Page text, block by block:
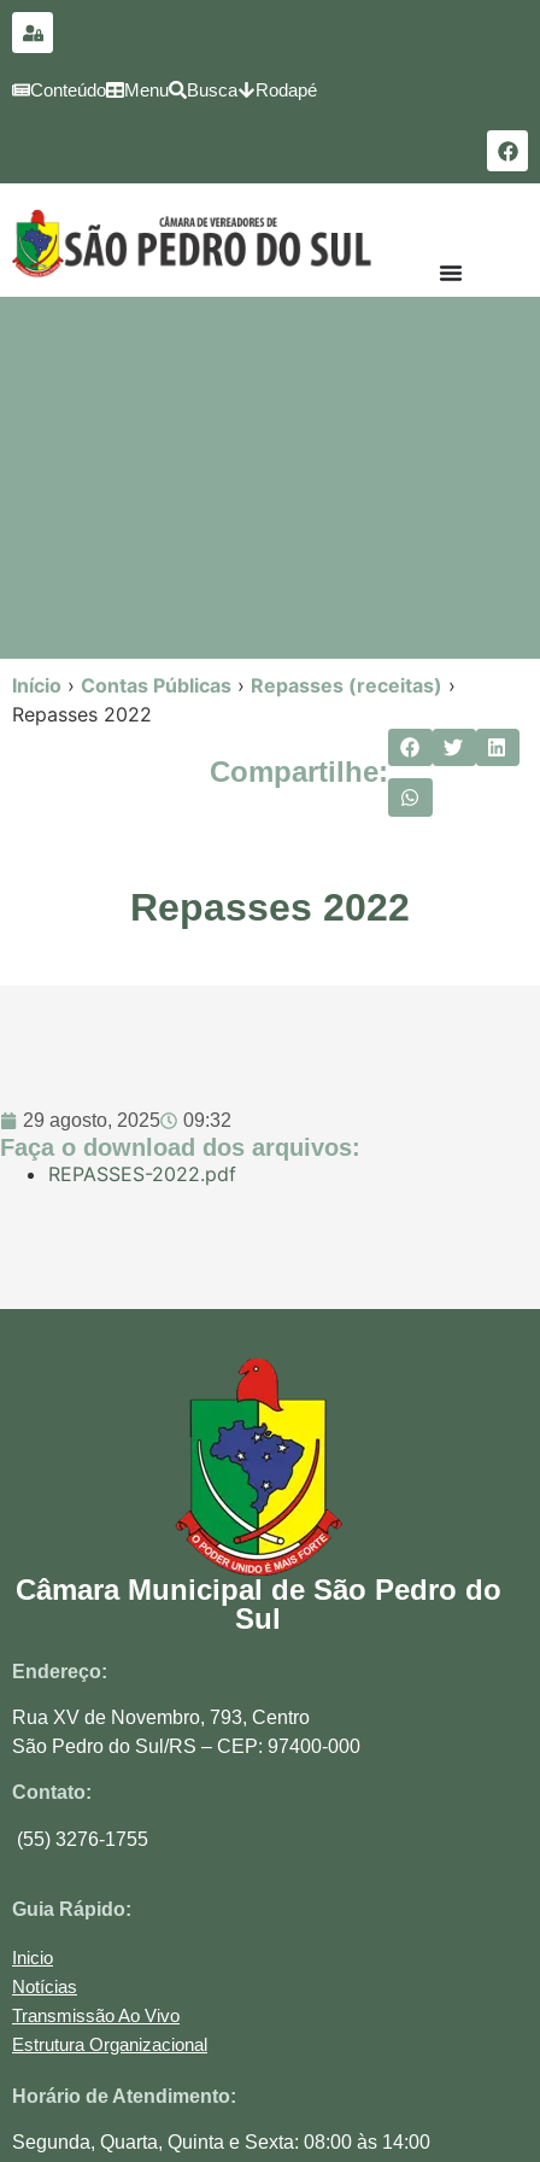
conteúdo
Conteúdo Menu Busca Rodapé
Início › Contas Públicas › Repasses (receitas) ›
Repasses 2022
Compartilhe:
Repasses 2022
29 agosto, 2025 09:32
Faça o download dos arquivos:
REPASSES-2022.pdf
Câmara Municipal de São Pedro do
Sul
Endereço:
Rua XV de Novembro, 793, Centro
São Pedro do Sul/RS – CEP: 97400-000
Contato:
(55) 3276-1755
Guia Rápido:
Inicio
Notícias
Transmissão Ao Vivo
Estrutura Organizacional
Horário de Atendimento:
Segunda, Quarta, Quinta e Sexta: 08:00 às 14:00